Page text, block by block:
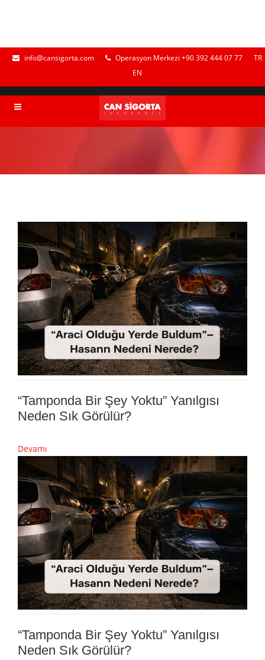
info@cansigorta.com Operasyon Merkezi +90 392 444 07 77
TR
EN
“Tamponda Bir Şey Yoktu” Yanılgısı
Neden Sık Görülür?
Devamı
“Tamponda Bir Şey Yoktu” Yanılgısı
Neden Sık Görülür?